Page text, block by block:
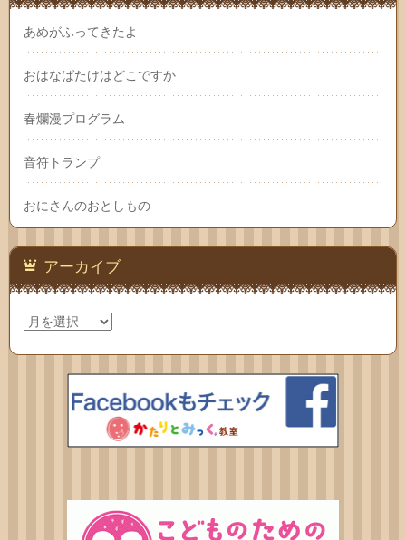
あめがふってきたよ
おはなばたけはどこですか
春爛漫プログラム
音符トランプ
おにさんのおとしもの
アーカイブ
ア
カ